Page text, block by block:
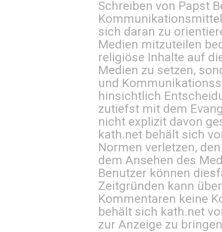
Schreiben von Papst
sich daran zu
Medien mitzuteilen
religiöse Inhalte auf
Medien zu setzen,
und
hinsichtlich
zutiefst mit dem
nicht explizit davon
kath.net behält sich
Normen verletzen,
dem Ansehen des
Benutzer können
Zeitgründen kann
Kommentaren keine
behält sich kath.net
zur Anzeige zu